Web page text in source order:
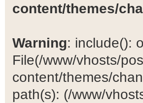
content/themes/
Warning: include():
File(/www/vhosts/
content/themes/
path(s): (/www/